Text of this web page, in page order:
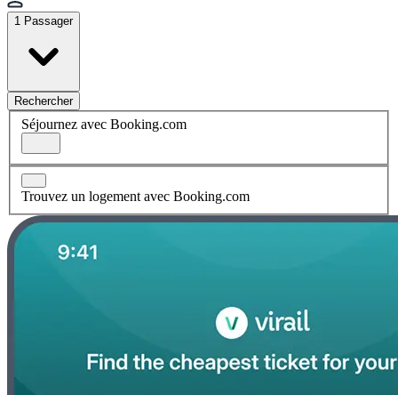
1 Passager
Rechercher
Séjournez avec Booking.com
Trouvez un logement avec Booking.com